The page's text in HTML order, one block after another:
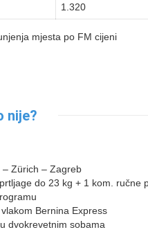
1.320
mjesta po FM cijeni
nije?
– Zürich – Zagreb
do 23 kg + 1 kom. ručne
Bernina Express
dvokrevetnim sobama